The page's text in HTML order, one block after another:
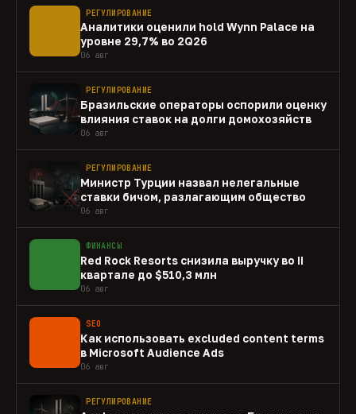
РЕГУЛИРОВАНИЕ
Аналитики оценили hold Wynn Palace на
уровне 29,7% во 2Q26
06 авг
РЕГУЛИРОВАНИЕ
Бразильские операторы оспорили оценку
влияния ставок на долги домохозяйств
06 авг
РЕГУЛИРОВАНИЕ
Министр Турции назвал нелегальные
ставки бичом, разлагающим общество
06 авг
ФИНАНСЫ
Red Rock Resorts снизила выручку во II
квартале до $510,3 млн
06 авг
SEO
Как использовать excluded content terms
в Microsoft Audience Ads
06 авг
РЕГУЛИРОВАНИЕ